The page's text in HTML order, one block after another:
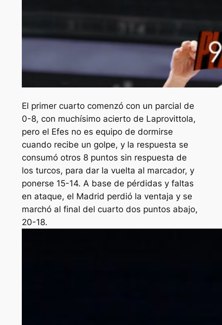
El primer cuarto comenzó con un parcial de
0-8, con muchísimo acierto de Laprovittola,
pero el Efes no es equipo de dormirse
cuando recibe un golpe, y la respuesta se
consumó otros 8 puntos sin respuesta de
los turcos, para dar la vuelta al marcador, y
ponerse 15-14. A base de pérdidas y faltas
en ataque, el Madrid perdió la ventaja y se
marchó al final del cuarto dos puntos abajo,
20-18.